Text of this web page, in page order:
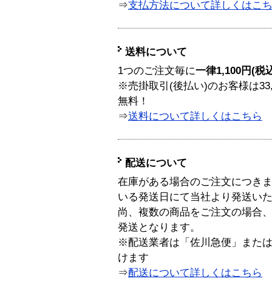
⇒支払方法について詳しくはこ
送料について
1つのご注文毎に一律1,100円(税
※売掛取引(後払い)のお客様は
無料！
⇒送料について詳しくはこちら
配送について
在庫がある場合のご注文につき
いる発送日にて当社より発送い
尚、複数の商品をご注文の場合
発送となります。
※配送業者は「佐川急便」また
けます
⇒配送について詳しくはこちら